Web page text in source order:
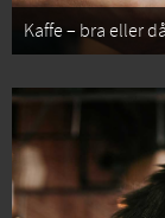
Kaffe – bra eller